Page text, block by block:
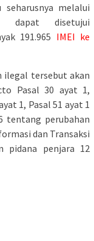
seharusnya melalui
dapat disetujui
191.965 IMEI ke
ilegal tersebut akan
Pasal 30 ayat 1,
1, Pasal 51 ayat 1
tentang perubahan
dan Transaksi
pidana penjara 12